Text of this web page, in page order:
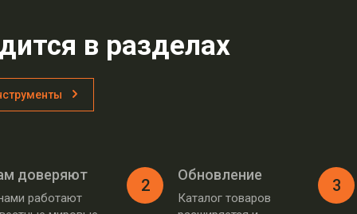
в разделах
доверяют
работают
2
Обновление
Каталог товаров
3